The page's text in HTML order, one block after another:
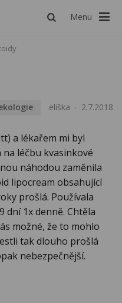
Menu
eliška 2.7.2018
a lékařem mi byl
léčbu kvasinkové
náhodou zaměnila
lipocream obsahující
prošlá. Používala
dní 1x denně. Chtěla
možné, že to mohlo
tak dlouho prošlá
nebezpečnější.